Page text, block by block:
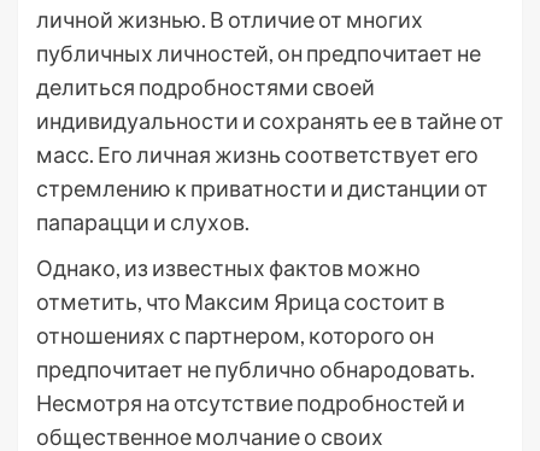
личной жизнью. В отличие от многих
публичных личностей, он предпочитает не
делиться подробностями своей
индивидуальности и сохранять ее в тайне от
масс. Его личная жизнь соответствует его
стремлению к приватности и дистанции от
папарацци и слухов.
Однако, из известных фактов можно
отметить, что Максим Ярица состоит в
отношениях с партнером, которого он
предпочитает не публично обнародовать.
Несмотря на отсутствие подробностей и
общественное молчание о своих